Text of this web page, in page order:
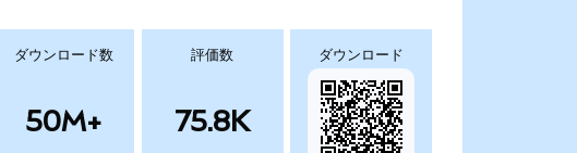
ダウンロード数
50M+
評価数
75.8K
ダウンロード